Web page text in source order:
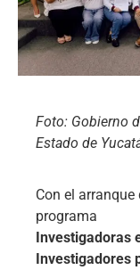
Foto: Gobierno
Estado de
Con el arranque
programa
Investigadoras
Investigadores